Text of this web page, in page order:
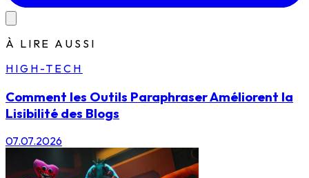
À LIRE AUSSI
HIGH-TECH
Comment les Outils Paraphraser Améliorent la
Lisibilité des Blogs
07.07.2026